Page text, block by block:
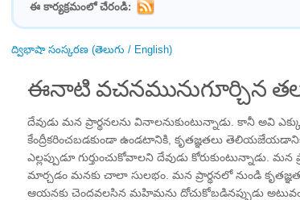
ఈ కార్యక్రమంలో చేరండి:
ద్విభాషా సంస్కరణ (తెలుగు / English)
ఈనాటి వచనమునుగూర్చిన
దేవుడు మన ప్రార్థనలను వినాలనుకుంటున్నాడు. కానీ అవి
కేంద్రీకరించబడకుండా ఉండటానికి, కృతజ్ఞతలు
ఎల్లప్పుడూ గుర్తుంచుకోవాలని దేవుడు కోరుకుంటున్నాడు. మన
మార్చడం మనకు చాలా సులభం. మన ప్రార్థనలో నుండి
ఆయనకు చెందవలసిన మహిమను దోచుకోబడినప్పుడు